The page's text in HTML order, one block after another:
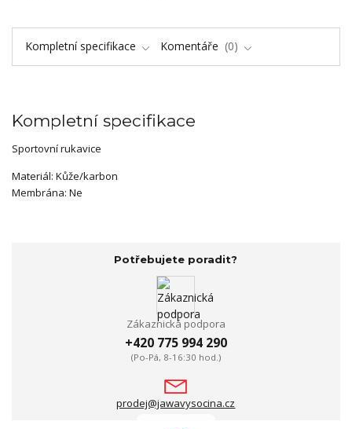
Kompletní specifikace Komentáře 0
Kompletní specifikace
Sportovní rukavice
Materiál: Kůže/karbon
Membrána: Ne
Potřebujete poradit?
Zákaznická podpora
+420 775 994 290
(Po-Pá, 8-16:30 hod.)
prodej@jawavysocina.cz